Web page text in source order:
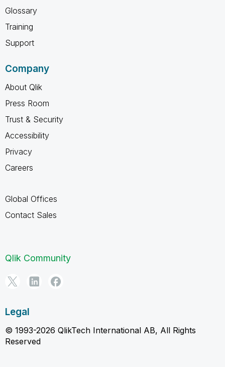
Glossary
Training
Support
Company
About Qlik
Press Room
Trust & Security
Accessibility
Privacy
Careers
Global Offices
Contact Sales
Qlik Community
Legal
© 1993-2026 QlikTech International AB, All Rights
Reserved